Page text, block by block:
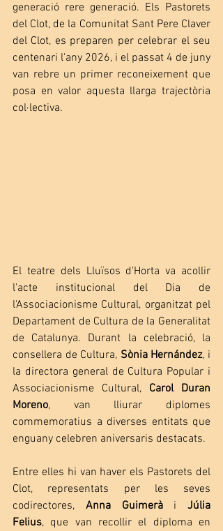
generació rere generació. Els Pastorets
del Clot, de la Comunitat Sant Pere Claver
del Clot, es preparen per celebrar el seu
centenari l'any 2026, i el passat 4 de juny
van rebre un primer reconeixement que
posa en valor aquesta llarga trajectòria
col·lectiva.
El teatre dels Lluïsos d'Horta va acollir
l'acte institucional del Dia de
l'Associacionisme Cultural, organitzat pel
Departament de Cultura de la Generalitat
de Catalunya. Durant la celebració, la
consellera de Cultura, Sònia Hernández, i
la directora general de Cultura Popular i
Associacionisme Cultural, Carol Duran
Moreno, van lliurar diplomes
commemoratius a diverses entitats que
enguany celebren aniversaris destacats.
Entre elles hi van haver els Pastorets del
Clot, representats per les seves
codirectores, Anna Guimerà i Júlia
Felius, que van recollir el diploma en